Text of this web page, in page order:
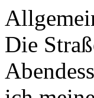
Die